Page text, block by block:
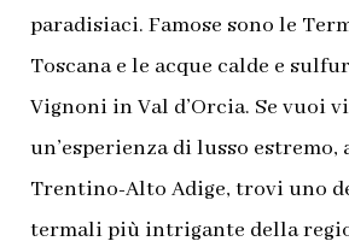
paradisiaci. Famose sono le
Toscana e le acque calde e
Vignoni in Val d’Orcia. Se vuoi
un’esperienza di lusso estremo,
Trentino-Alto Adige, trovi uno
termali più intrigante della